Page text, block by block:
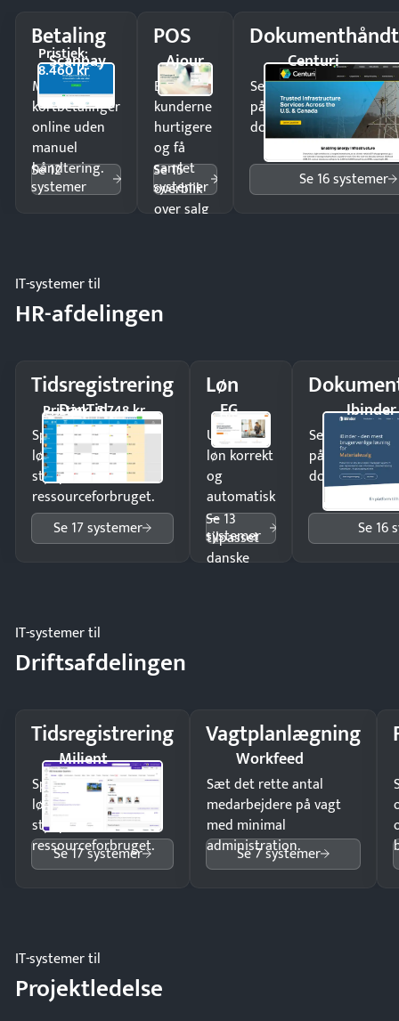
Betaling
Scanpay
Pristjek:
8.460 kr
Modtag
kortbetalinger
online uden
manuel
håndtering.
Se 12
systemer
POS
Ajour
Ekspedér
kunderne
hurtigere
og få
samlet
overblik
over salg
Se 15
systemer
Centuri
Send kontrakter til
på minutter og mist
dokumenter.
Se 16 systemer
IT-systemer til
HR-afdelingen
Tidsregistrering
DanTid
Pristjek: 5.748 kr
Spar tid på
lønberegning og få
styr på
ressourceforbruget.
Se 17 systemer
Løn
EG
Udbetal
løn korrekt
og
automatisk
—
tilpasset
danske
Se 13
systemer
Ibinder
Send
på minutter
dokumenter.
Se 16
IT-systemer til
Driftsafdelingen
Tidsregistrering
Milient
Spar tid på
lønberegning og få
styr på
ressourceforbruget.
Se 17 systemer
Vagtplanlægning
Workfeed
Sæt det rette antal
medarbejdere på vagt
med minimal
administration.
Se 7 systemer
IT-systemer til
Projektledelse